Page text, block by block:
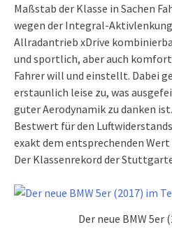
Maßstab der Klasse in Sachen
wegen der Integral-
Allradantrieb xDrive
und sportlich, aber auch
Fahrer will und einstellt. Dabei
erstaunlich leise zu, was
guter Aerodynamik zu danken
Bestwert für den
exakt dem entsprechenden
Der Klassenrekord der
Der neue BMW 5er